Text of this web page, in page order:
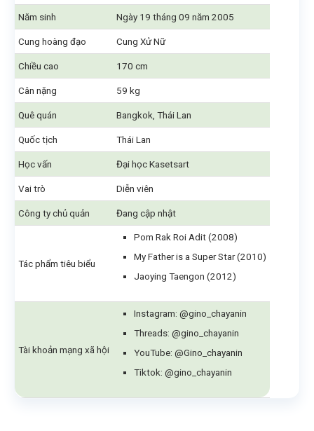
Năm sinh Ngày 19 tháng 09 năm 2005
Cung hoàng đạo Cung Xử Nữ
Chiều cao 170 cm
Cân nặng 59 kg
Quê quán Bangkok, Thái Lan
Quốc tịch Thái Lan
Học vấn Đại học Kasetsart
Vai trò Diễn viên
Công ty chủ quản Đang cập nhật
Tác phẩm tiêu biểu
Pom Rak Roi Adit (2008)
My Father is a Super Star (2010)
Jaoying Taengon (2012)
Tài khoản mạng xã hội
Instagram: @gino_chayanin
Threads: @gino_chayanin
YouTube: @Gino_chayanin
Tiktok: @gino_chayanin